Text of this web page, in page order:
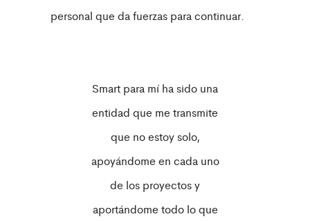
personal que da fuerzas para continuar.
Smart para mí ha sido una
entidad que me transmite
que no estoy solo,
apoyándome en cada uno
de los proyectos y
aportándome todo lo que